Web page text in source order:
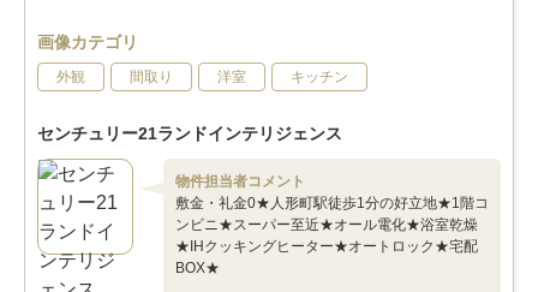
画像カテゴリ
外観 間取り 洋室 キッチン
センチュリー21ランドインテリジェンス
物件担当者コメント
敷金・礼金0★人形町駅徒歩1分の好立地★1階コ
ンビニ★スーパー至近★オール電化★浴室乾燥
★IHクッキングヒーター★オートロック★宅配
BOX★